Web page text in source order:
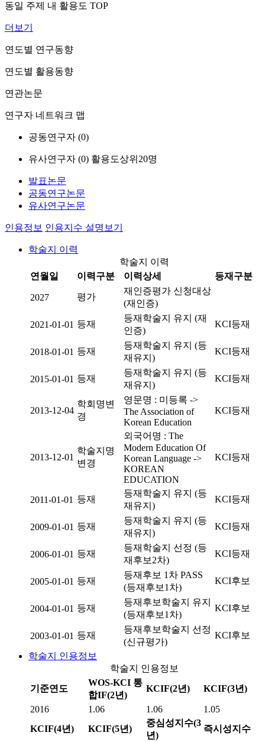
동일 주제 내 활용도 TOP
더보기
연도별 연구동향
연도별 활용동향
연관논문
연구자 네트워크 맵
공동연구자 (0)
유사연구자 (0) 활용도상위20명
발표논문
공동연구논문
유사연구논문
인용정보 인용지수 설명보기
학술지 이력
학술지 이력
연월일
이력구분 이력상세 등재구분
2027 평가
재인증평가 신청대상
(재인증)
2021-01-01 등재
등재학술지 유지 (재
인증)
KCI등재
2018-01-01 등재
등재학술지 유지 (등
재유지)
KCI등재
2015-01-01 등재
등재학술지 유지 (등
재유지)
KCI등재
2013-12-04
학회명변
경
영문명 : 미등록 ->
The Association of
Korean Education
KCI등재
2013-12-01
학술지명
변경
외국어명 : The
Modern Education Of
Korean Language ->
KOREAN
EDUCATION
KCI등재
2011-01-01 등재
등재학술지 유지 (등
재유지)
KCI등재
2009-01-01 등재
등재학술지 유지 (등
재유지)
KCI등재
2006-01-01 등재
등재학술지 선정 (등
재후보2차)
KCI등재
2005-01-01 등재
등재후보 1차 PASS
(등재후보1차)
KCI후보
2004-01-01 등재
등재후보학술지 유지
(등재후보1차)
KCI후보
2003-01-01 등재
등재후보학술지 선정
(신규평가)
KCI후보
학술지 인용정보
학술지 인용정보
기준연도
WOS-KCI 통
합IF(2년)
KCIF(2년) KCIF(3년)
2016 1.06 1.06
1.05
KCIF(4년)
KCIF(5년)
중심성지수(3
년)
즉시성지수